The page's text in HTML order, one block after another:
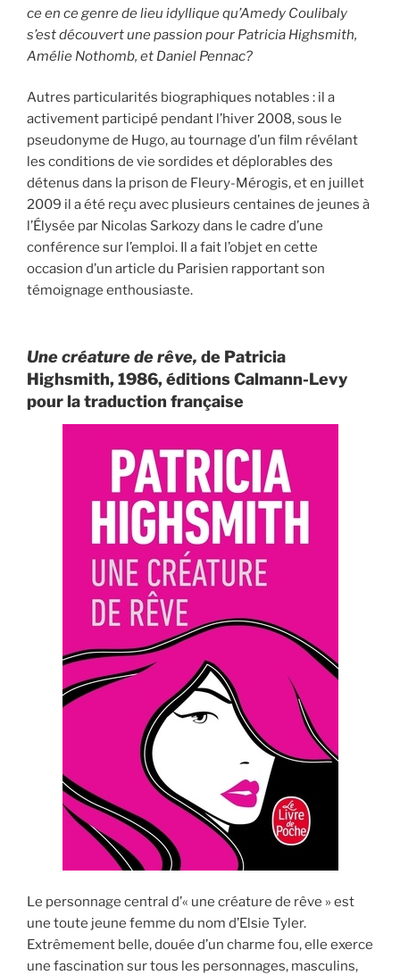
ce en ce genre de lieu idyllique qu’Amedy Coulibaly
s’est découvert une passion pour Patricia Highsmith,
Amélie Nothomb, et Daniel Pennac?
Autres particularités biographiques notables : il a
activement participé pendant l’hiver 2008, sous le
pseudonyme de Hugo, au tournage d’un film révélant
les conditions de vie sordides et déplorables des
détenus dans la prison de Fleury-Mérogis, et en juillet
2009 il a été reçu avec plusieurs centaines de jeunes à
l’Élysée par Nicolas Sarkozy dans le cadre d’une
conférence sur l’emploi. Il a fait l’objet en cette
occasion d’un article du Parisien rapportant son
témoignage enthousiaste.
Une créature de rêve, de Patricia
Highsmith, 1986, éditions Calmann-Levy
pour la traduction française
Le personnage central d’« une créature de rêve » est
une toute jeune femme du nom d’Elsie Tyler.
Extrêmement belle, douée d’un charme fou, elle exerce
une fascination sur tous les personnages, masculins,